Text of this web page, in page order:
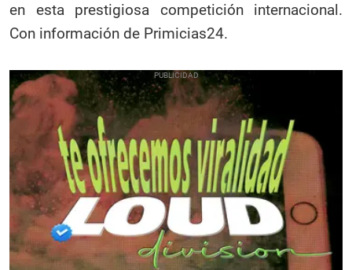
en esta prestigiosa competición internacional.
Con información de Primicias24.